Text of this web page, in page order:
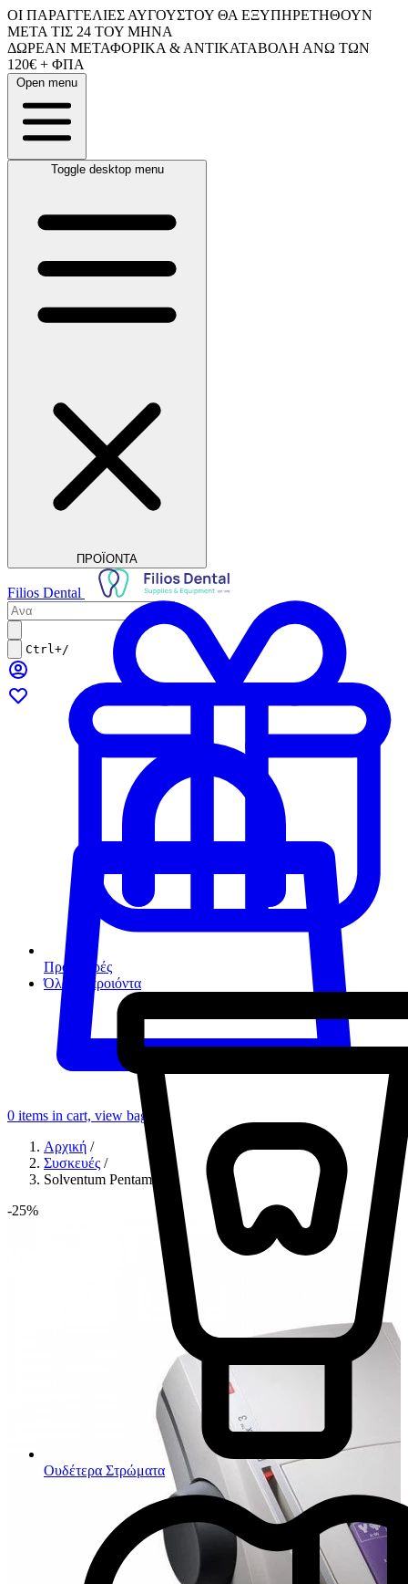
ΟΙ ΠΑΡΑΓΓΕΛΙΕΣ ΑΥΓΟΥΣΤΟΥ ΘΑ ΕΞΥΠΗΡΕΤΗΘΟΥΝ
ΜΕΤΑ ΤΙΣ 24 ΤΟΥ ΜΗΝΑ
ΔΩΡΕΑΝ ΜΕΤΑΦΟΡΙΚΑ & ΑΝΤΙΚΑΤΑΒΟΛΗ ΑΝΩ ΤΩΝ
120€ + ΦΠΑ
Open menu
Toggle desktop menu
ΠΡΟΪΟΝΤΑ
Προσφορές
Όλα τα προιόντα
Ουδέτερα Στρώματα
Filios Dental
Ctrl+/
0 items in cart, view bag
Αρχική /
Συσκευές /
Solventum Pentamix 3
-25%